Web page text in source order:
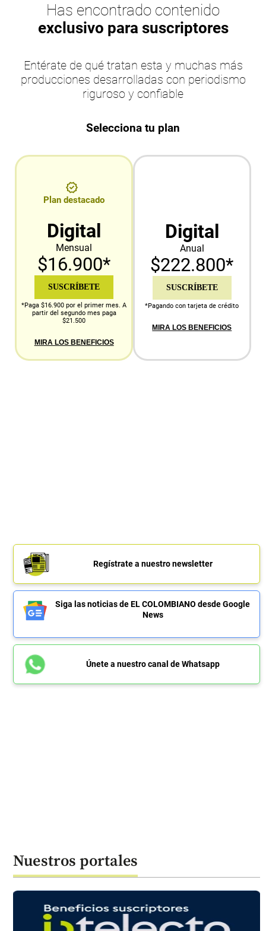
Has encontrado contenido
exclusivo para suscriptores
Entérate de qué tratan esta y muchas más
producciones desarrolladas con periodismo
riguroso y confiable
Selecciona tu plan
Plan destacado
Digital
Mensual
$16.900*
SUSCRÍBETE
*Paga $16.900 por el primer mes. A
partir del segundo mes paga
$21.500
MIRA LOS BENEFICIOS
Digital
Anual
$222.800*
SUSCRÍBETE
*Pagando con tarjeta de crédito
MIRA LOS BENEFICIOS
Regístrate a nuestro newsletter
Siga las noticias de EL COLOMBIANO desde Google
News
Únete a nuestro canal de Whatsapp
Nuestros portales